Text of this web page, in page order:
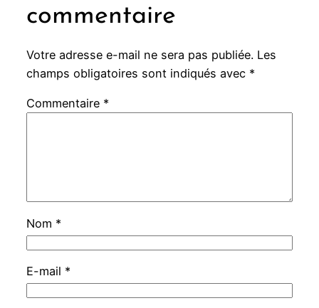
commentaire
Votre adresse e-mail ne sera pas publiée. Les
champs obligatoires sont indiqués avec *
Commentaire *
Nom *
E-mail *